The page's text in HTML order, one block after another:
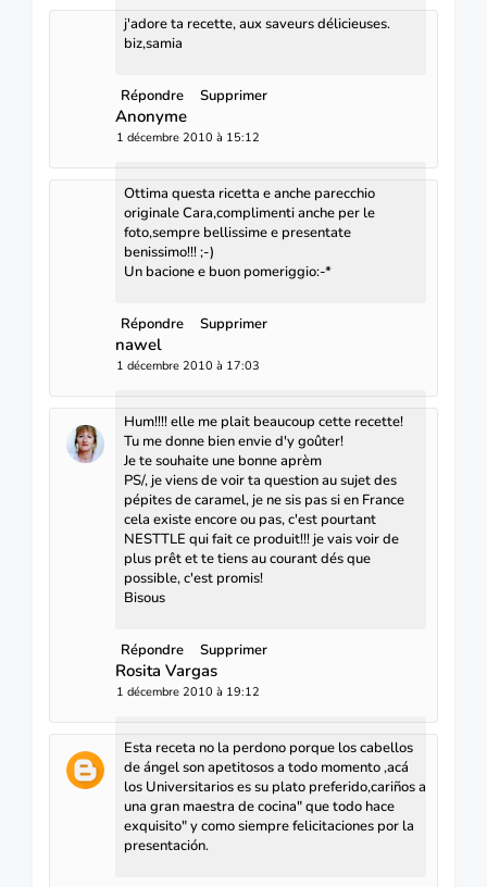
j'adore ta recette, aux saveurs délicieuses.
biz,samia
Répondre Supprimer
Anonyme
1 décembre 2010 à 15:12
Ottima questa ricetta e anche parecchio
originale Cara,complimenti anche per le
foto,sempre bellissime e presentate
benissimo!!! ;-)
Un bacione e buon pomeriggio:-*
Répondre Supprimer
nawel
1 décembre 2010 à 17:03
Hum!!!! elle me plait beaucoup cette recette!
Tu me donne bien envie d'y goûter!
Je te souhaite une bonne aprèm
PS/, je viens de voir ta question au sujet des
pépites de caramel, je ne sis pas si en France
cela existe encore ou pas, c'est pourtant
NESTTLE qui fait ce produit!!! je vais voir de
plus prêt et te tiens au courant dés que
possible, c'est promis!
Bisous
Répondre Supprimer
Rosita Vargas
1 décembre 2010 à 19:12
Esta receta no la perdono porque los cabellos
de ángel son apetitosos a todo momento ,acá
los Universitarios es su plato preferido,cariños a
una gran maestra de cocina" que todo hace
exquisito" y como siempre felicitaciones por la
presentación.